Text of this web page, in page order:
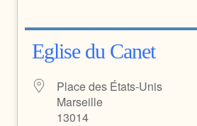
Eglise du Canet
Place des États-Unis
Marseille
13014